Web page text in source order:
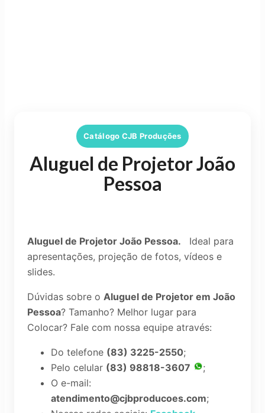
Catálogo CJB Produções
Aluguel de Projetor João
Pessoa
Aluguel de Projetor João Pessoa.
Ideal para
apresentações, projeção de fotos, vídeos e
slides.
Dúvidas sobre o Aluguel de Projetor em João
Pessoa? Tamanho? Melhor lugar para
Colocar? Fale com nossa equipe através:
Do telefone (83) 3225-2550;
Pelo celular (83) 98818-3607
;
O e-mail:
atendimento@cjbproducoes.com;